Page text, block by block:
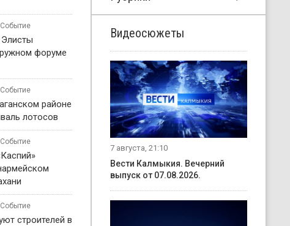
Событие
форуме
Событие
районе
лотосов
Событие
Событие
строителей в
Видеосюжеты
7 августа, 21:10
Вести Калмыкия. Вечерний
выпуск от 07.08.2026.